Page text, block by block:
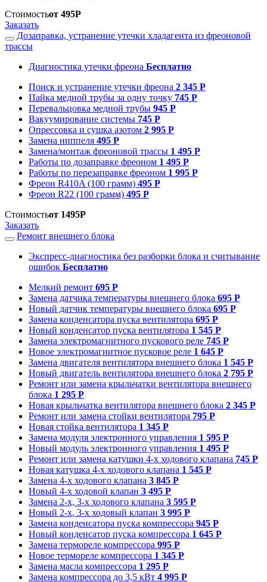
Стоимостьот 495Р
Заказать
Дозаправка, устранение утечки хладагента из фреоновой
трассы
Диагностика утечки фреона Бесплатно
Поиск и устранение утечки фреона 2 345 Р
Пайка медной трубы за одну точку 745 Р
Перевальцовка медной трубы 945 Р
Вакуумирование системы 745 Р
Опрессовка и сушка азотом 2 995 Р
Замена ниппеля 495 Р
Замена/монтаж фреоновой трассы 1 495 Р
Работы по дозаправке фреоном 1 495 Р
Работы по перезаправке фреоном 1 995 Р
Фреон R410A (100 грамм) 495 Р
Фреон R22 (100 грамм) 495 Р
Стоимостьот 1495Р
Заказать
Ремонт внешнего блока
Экспресс-диагностика без разборки блока и считывание
ошибок Бесплатно
Мелкий ремонт 695 Р
Замена датчика температуры внешнего блока 695 Р
Новый датчик температуры внешнего блока 695 Р
Замена конденсатора пуска вентилятора 695 Р
Новый конденсатор пуска вентилятора 1 545 Р
Замена электромагнитного пускового реле 745 Р
Новое электромагнитное пусковое реле 1 645 Р
Замена двигателя вентилятора внешнего блока 1 545 Р
Новый двигатель вентилятора внешнего блока 2 795 Р
Ремонт или замена крыльчатки вентилятора внешнего
блока 1 295 Р
Новая крыльчатка вентилятора внешнего блока 2 345 Р
Ремонт или замена стойки вентилятора 795 Р
Новая стойка вентилятора 1 345 Р
Замена модуля электронного управления 1 595 Р
Новый модуль электронного управления 1 495 Р
Ремонт или замена катушки 4-х ходового клапана 745 Р
Новая катушка 4-х ходового клапана 1 545 Р
Замена 4-х ходового клапана 3 845 Р
Новый 4-х ходовой клапан 3 495 Р
Замена 2-х, 3-х ходового клапана 3 595 Р
Новый 2-х, 3-х ходовый клапан 3 995 Р
Замена конденсатора пуска компрессора 945 Р
Новый конденсатор пуска компрессора 1 645 Р
Замена термореле компрессора 995 Р
Новое термореле компрессора 1 345 Р
Замена масла компрессора 1 295 Р
Замена компрессора до 3,5 кВт 4 995 Р